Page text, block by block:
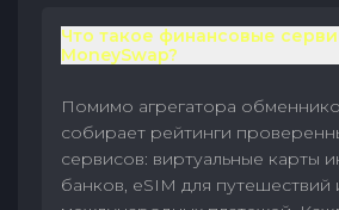
Что такое финансовые
MoneySwap?
Помимо агрегатора
собирает рейтинги
сервисов: виртуальные карты
банков, eSIM для путешествий